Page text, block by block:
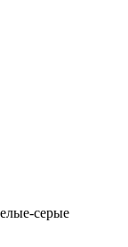
серые